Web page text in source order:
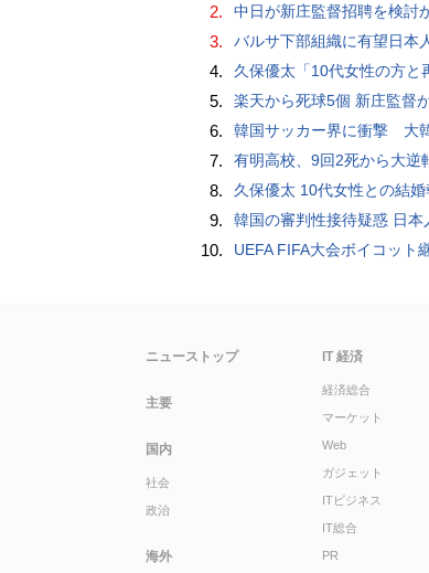
2. 中日が新庄監督招聘を検討
3. バルサ下部組織に有望日本
4. 久保優太「10代女性の方と
5. 楽天から死球5個 新庄監督
6. 韓国サッカー界に衝撃 大韓サッカー協会に外国人審判への“性的
7. 有明高校、9回2死から大逆
8. 久保優太 10代女性との結婚
9. 韓国の審判性接待疑惑 日本
10. UEFA FIFA大会ボイコット
ニューストップ
主要
国内
社会
政治
海外
IT 経済
経済総合
マーケット
Web
ガジェット
ITビジネス
IT総合
PR